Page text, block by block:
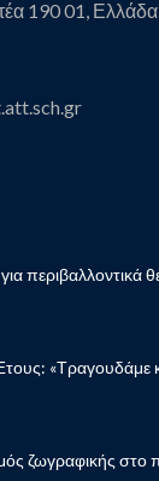
190 01, Ελλάδα